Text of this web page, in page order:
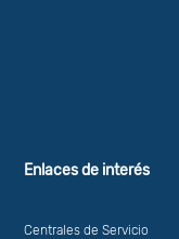
Enlaces de interés
Centrales de Servicio